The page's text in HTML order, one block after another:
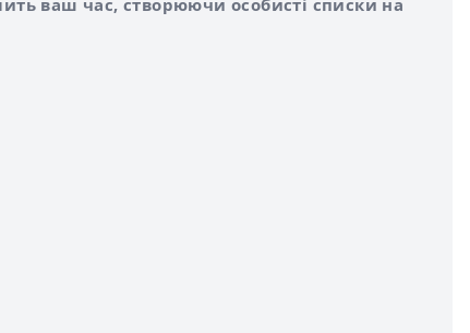
ваш час, створюючи особисті списки на